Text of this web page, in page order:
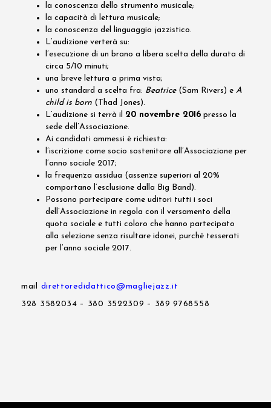
la conoscenza dello strumento musicale;
la capacità di lettura musicale;
la conoscenza del linguaggio jazzistico.
L’audizione verterà su:
l’esecuzione di un brano a libera scelta della durata di
circa 5/10 minuti;
una breve lettura a prima vista;
uno standard a scelta fra: Beatrice(Sam Rivers) e A
child is born (Thad Jones).
L’audizione si terrà il 20 novembre 2016 presso la
sede dell’Associazione.
Ai candidati ammessi è richiesta:
l’iscrizione come socio sostenitore all’Associazione per
l’anno sociale 2017;
la frequenza assidua (assenze superiori al 20%
comportano l’esclusione dalla Big Band).
Possono partecipare come uditori tutti i soci
dell’Associazione in regola con il versamento della
quota sociale e tutti coloro che hanno partecipato
alla selezione senza risultare idonei, purché tesserati
per l’anno sociale 2017.
mail direttoredidattico@magliejazz.it
328 3582034 – 380 3522309 – 389 9768558